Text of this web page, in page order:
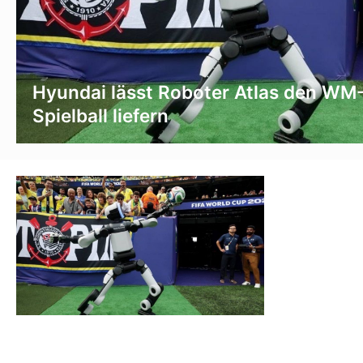
Hyundai lässt Roboter Atlas den
Spielball liefern